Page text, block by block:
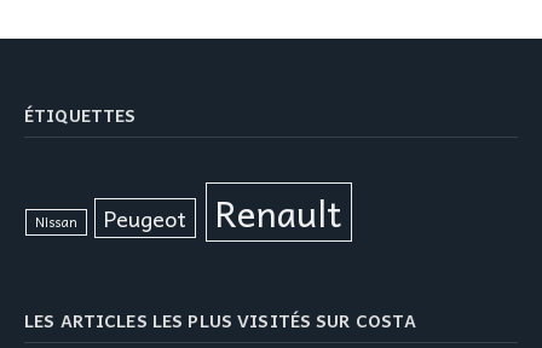
ÉTIQUETTES
Nissan Peugeot Renault
LES ARTICLES LES PLUS VISITÉS SUR COSTA